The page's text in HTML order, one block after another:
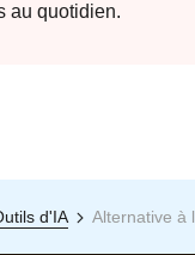
au quotidien.
d'IA Alternative à